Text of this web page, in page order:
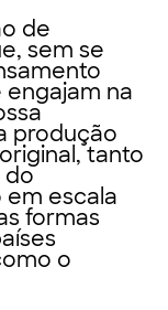
de
sem se
na
produção
tanto
do
escala
formas
o